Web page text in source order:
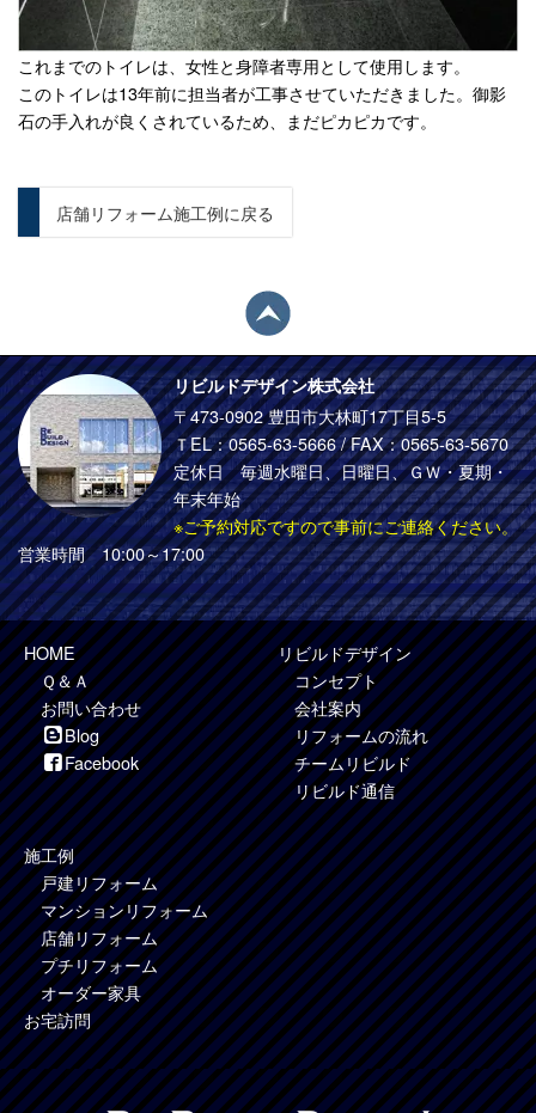
これまでのトイレは、女性と身障者専用として使用します。
このトイレは13年前に担当者が工事させていただきました。御影
石の手入れが良くされているため、まだピカピカです。
店舗リフォーム施工例に戻る
リビルドデザイン株式会社
〒473-0902 豊田市大林町17丁目5-5
ＴEL：0565-63-5666/ FAX：0565-63-5670
定休日 毎週水曜日、日曜日、ＧＷ・夏期・
年末年始
※ご予約対応ですので事前にご連絡ください。
営業時間 10:00～17:00
HOME
Ｑ＆Ａ
お問い合わせ
Blog
Facebook
リビルドデザイン
コンセプト
会社案内
リフォームの流れ
チームリビルド
リビルド通信
施工例
戸建リフォーム
マンションリフォーム
店舗リフォーム
プチリフォーム
オーダー家具
お宅訪問